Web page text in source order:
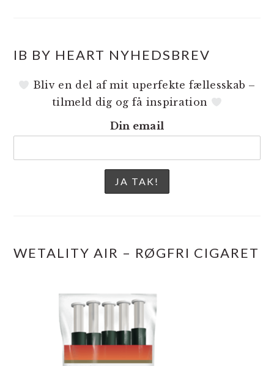
IB BY HEART NYHEDSBREV
Bliv en del af mit uperfekte fællesskab –
tilmeld dig og få inspiration
Din email
WETALITY AIR – RØGFRI CIGARET